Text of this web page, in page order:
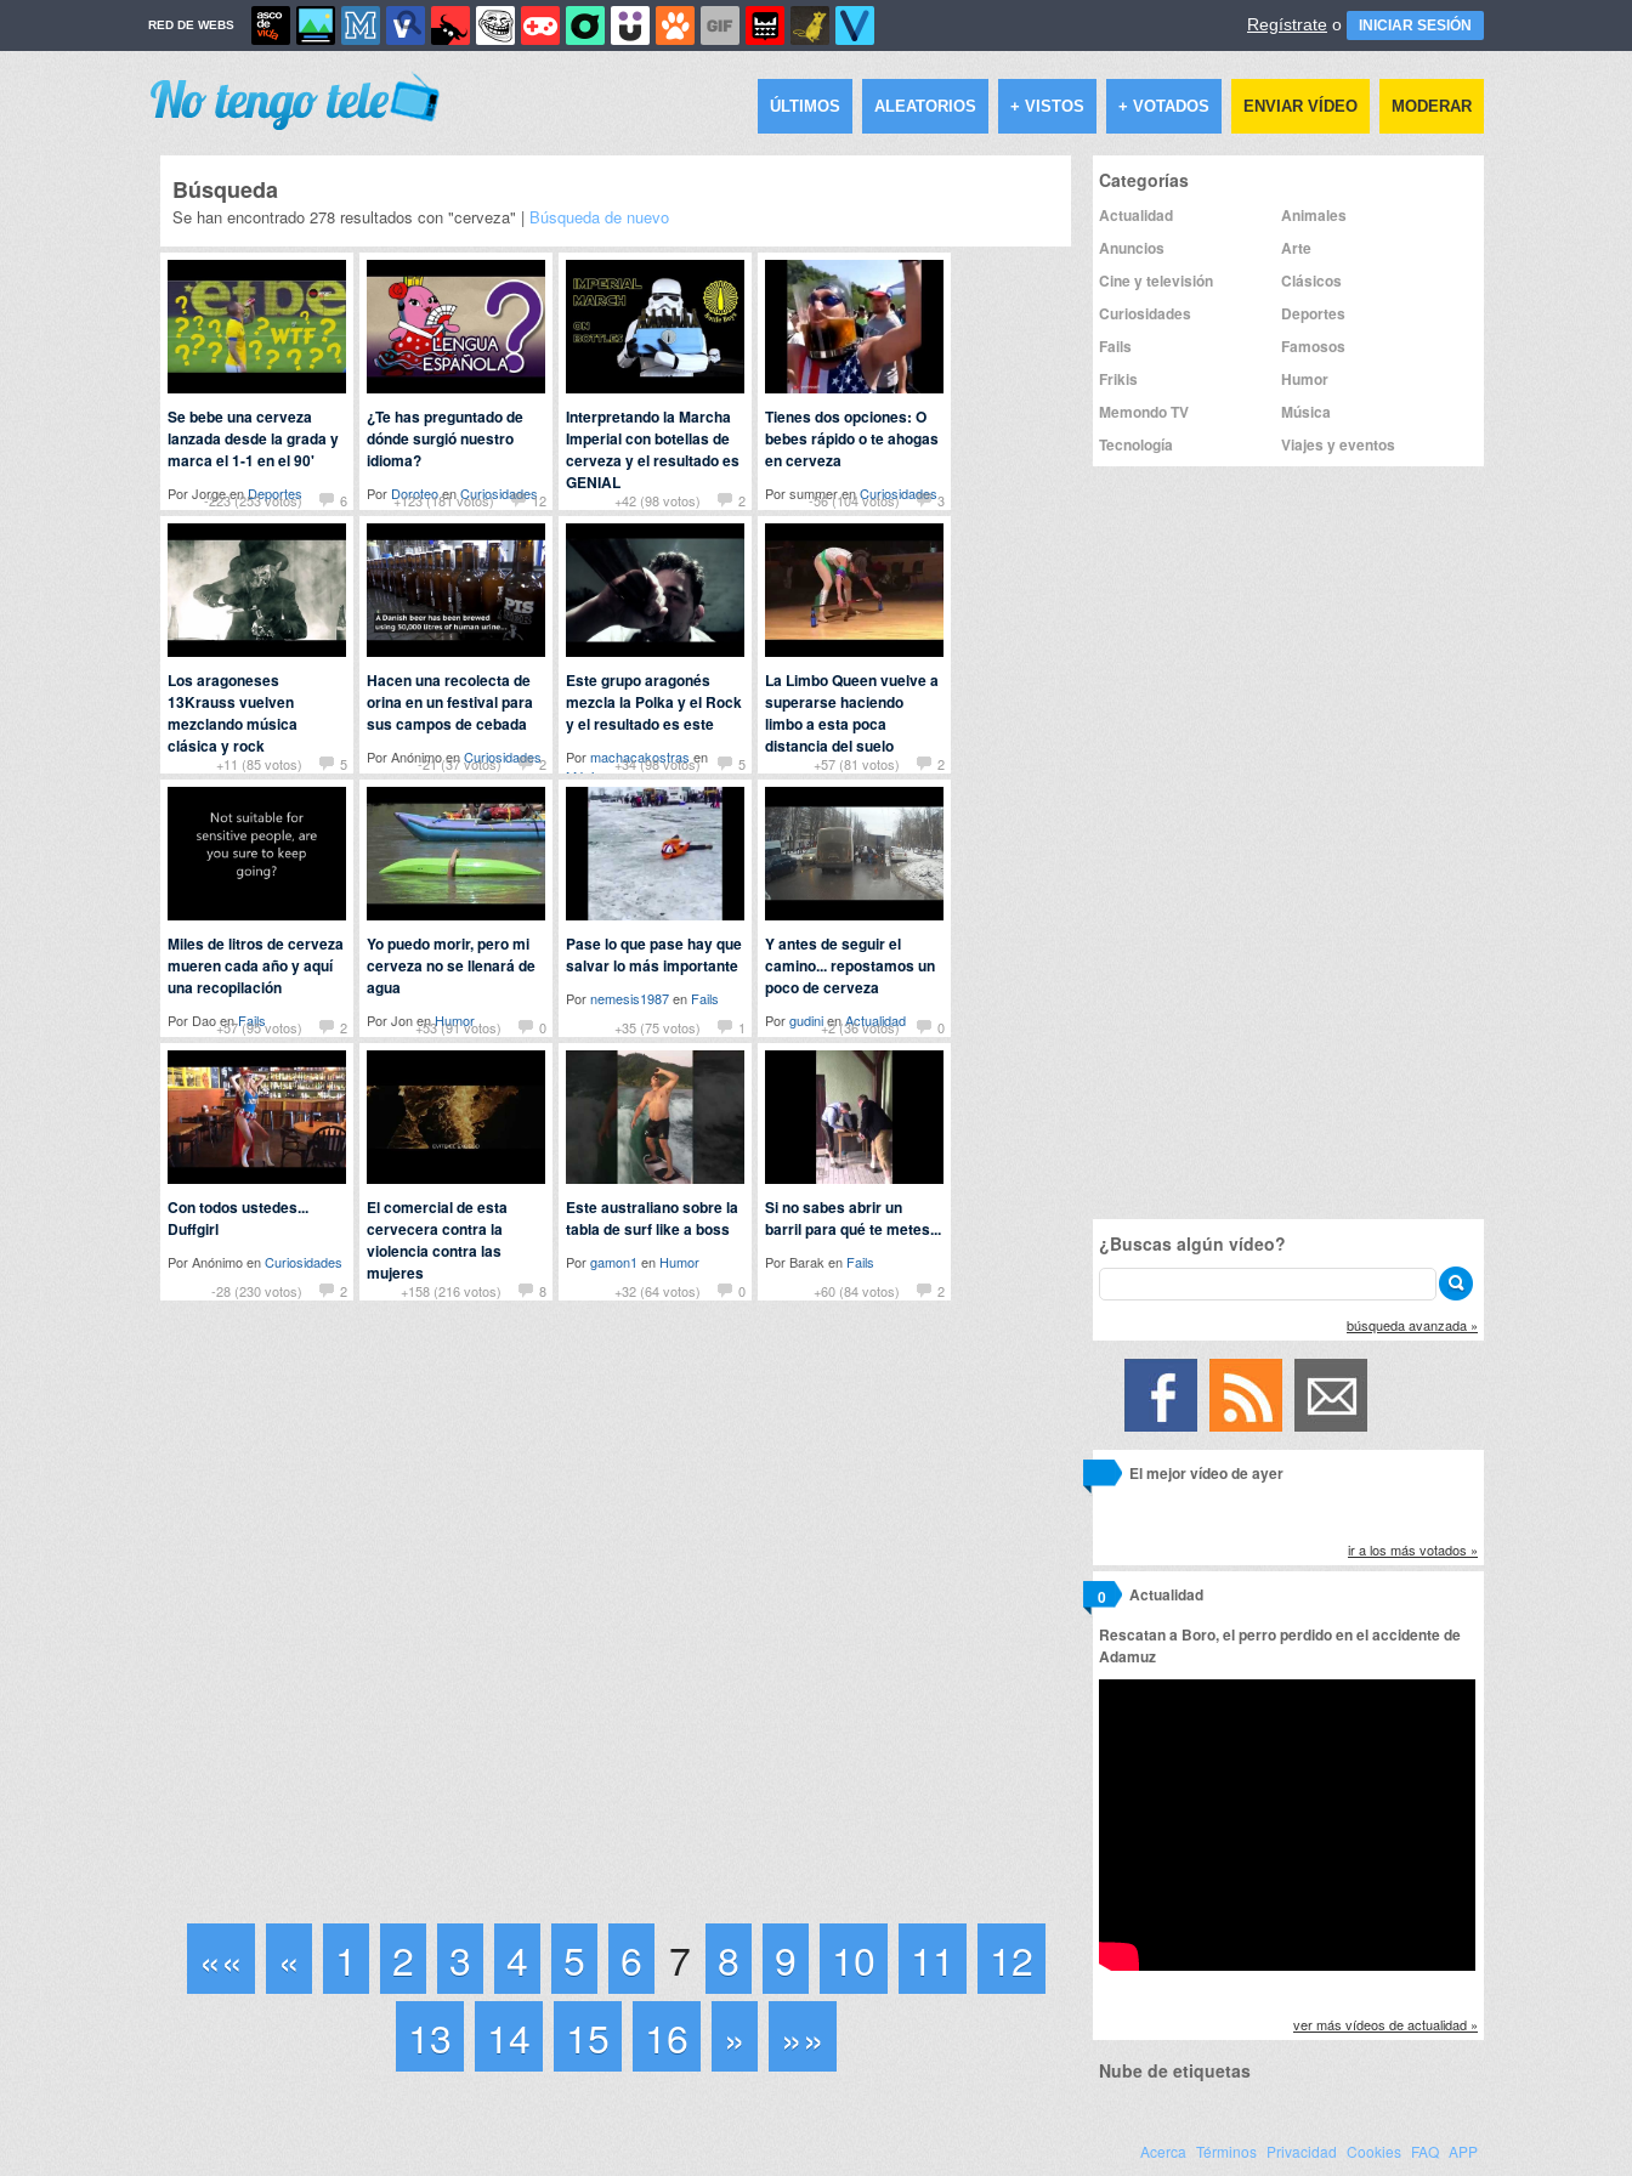
RED DE WEBS Regístrate o INICIAR SESIÓN
ÚLTIMOS ALEATORIOS + VISTOS + VOTADOS ENVIAR VÍDEO MODERAR
Búsqueda
Se han encontrado 278 resultados con "cerveza" | Búsqueda de nuevo
-223 (253 votos) 6
Se bebe una cerveza
lanzada desde la grada y
marca el 1-1 en el 90'
Por Jorge enDeportes +123 (181 votos) 12
¿Te has preguntado de
dónde surgió nuestro
idioma?
Por DoroteoenCuriosidades +42 (98 votos) 2
Interpretando la Marcha
Imperial con botellas de
cerveza y el resultado es
GENIAL
Por March enFrikis
-56 (104 votos) 3
Tienes dos opciones: O
bebes rápido o te ahogas
en cerveza
Por summer enCuriosidades
+11 (85 votos) 5
Los aragoneses
13Krauss vuelven
mezclando música
clásica y rock
Pormachacakostrasen
-21 (37 votos) 2
Hacen una recolecta de
orina en un festival para
sus campos de cebada
Por Anónimo enCuriosidades +34 (98 votos) 5
Este grupo aragonés
mezcla la Polka y el Rock
y el resultado es este
Pormachacakostras en
Música
+57 (81 votos) 2
La Limbo Queen vuelve a
superarse haciendo
limbo a esta poca
distancia del suelo
Por Juno enCuriosidades
+57 (95 votos) 2
Miles de litros de cerveza
mueren cada año y aquí
una recopilación
Por Dao enFails +53 (91 votos) 0
Yo puedo morir, pero mi
cerveza no se llenará de
agua
Por Jon enHumor +35 (75 votos) 1
Pase lo que pase hay que
salvar lo más importante
Pornemesis1987en Fails
+2 (36 votos)
0
Y antes de seguir el
camino... repostamos un
poco de cerveza
PorgudinienActualidad
-28 (230 votos) 2
Con todos ustedes...
Duffgirl
Por Anónimo enCuriosidades
+158 (216 votos)
8
El comercial de esta
cervecera contra la
violencia contra las
mujeres
PorbananodssenActualidad
+32 (64 votos) 0
Este australiano sobre la
tabla de surf like a boss
Porgamon1 en Humor
+60 (84 votos)
2
Si no sabes abrir un
barril para qué te metes...
Por Barak en Fails
«« « 1 2 3 4 5 6 7 8 9 10 11
12
13
14 15 16 » »»
Categorías
Actualidad
Animales
Anuncios
Arte
Cine y televisión
Clásicos
Curiosidades
Deportes
Fails
Famosos
Frikis
Humor
Memondo TV
Música
Tecnología
Viajes y eventos
¿Buscas algún vídeo?
búsqueda avanzada »
El mejor vídeo de ayer
ir a los más votados »
Actualidad
0
Rescatan a Boro, el perro perdido en el accidente de
Adamuz
ver más vídeos de actualidad »
Nube de etiquetas
Acerca Términos Privacidad Cookies FAQ APP